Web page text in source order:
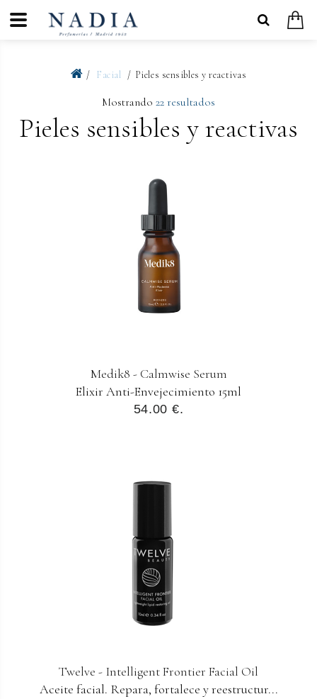
Facial Pieles sensibles y reactivas
Mostrando 22 resultados
Pieles sensibles y reactivas
Medik8 - Calmwise Serum
Elixir Anti-Envejecimiento 15ml
54.00 €.
Twelve - Intelligent Frontier Facial Oil
Aceite facial. Repara, fortalece y reestructur...